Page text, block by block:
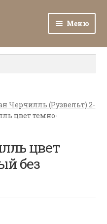
Меню
Черчилль (Рузвельт) 2-
цвет темно-
цвет
без